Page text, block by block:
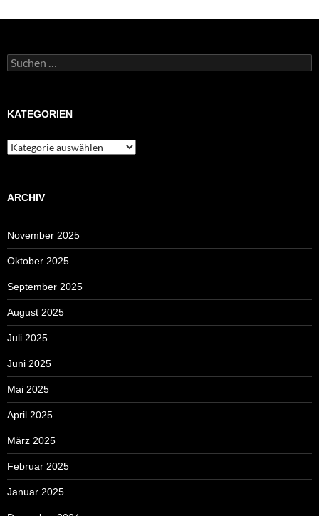
Suchen
nach:
KATEGORIEN
Kategorien
ARCHIV
November 2025
Oktober 2025
September 2025
August 2025
Juli 2025
Juni 2025
Mai 2025
April 2025
März 2025
Februar 2025
Januar 2025